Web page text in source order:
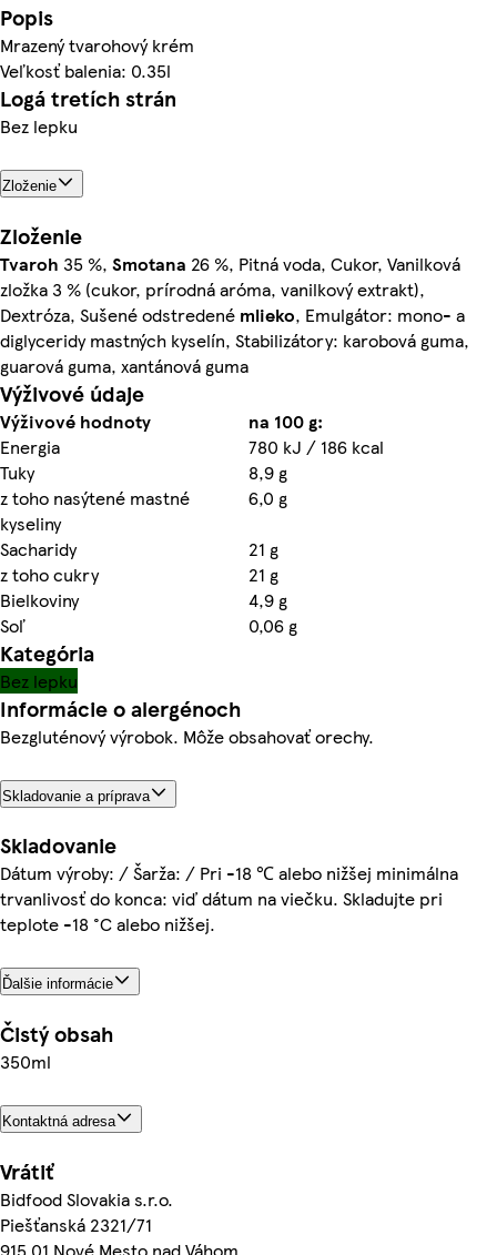
Popis
Mrazený tvarohový krém
Veľkosť balenia: 0.35l
Logá tretích strán
Bez lepku
Zloženie
Zloženie
Tvaroh 35 %, Smotana 26 %, Pitná voda, Cukor, Vanilková
zložka 3 % (cukor, prírodná aróma, vanilkový extrakt),
Dextróza, Sušené odstredené mlieko, Emulgátor: mono- a
diglyceridy mastných kyselín, Stabilizátory: karobová guma,
guarová guma, xantánová guma
Výživové údaje
Výživové hodnoty
na 100 g:
Energia
780 kJ / 186 kcal
Tuky
8,9 g
z toho nasýtené mastné
kyseliny
6,0 g
Sacharidy
21 g
z toho cukry
21 g
Bielkoviny
4,9 g
Soľ
0,06 g
Kategória
Bez lepku
Informácie o alergénoch
Bezgluténový výrobok. Môže obsahovať orechy.
Skladovanie a príprava
Skladovanie
Dátum výroby: / Šarža: / Pri -18 ℃ alebo nižšej minimálna
trvanlivosť do konca: viď dátum na viečku. Skladujte pri
teplote -18 °C alebo nižšej.
Ďalšie informácie
Čistý obsah
350ml
Kontaktná adresa
Vrátiť
Bidfood Slovakia s.r.o.
Piešťanská 2321/71